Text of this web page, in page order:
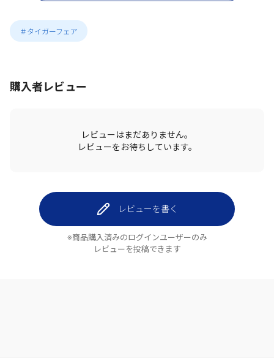
＃タイガーフェア
購入者レビュー
レビューはまだありません。
レビューをお待ちしています。
レビューを書く
※商品購入済みのログインユーザーのみ
レビューを投稿できます